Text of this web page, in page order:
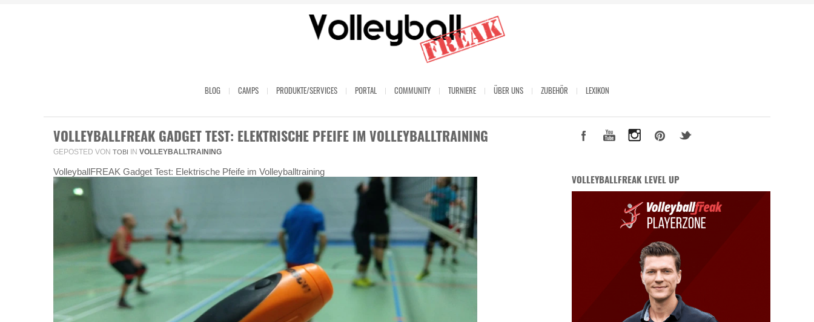
BLOG CAMPS PRODUKTE/SERVICES PORTAL COMMUNITY TURNIERE ÜBER UNS ZUBEHÖR LEXIKON
VOLLEYBALLFREAK GADGET TEST: ELEKTRISCHE PFEIFE IM VOLLEYBALLTRAINING
GEPOSTED VON TOBI IN VOLLEYBALLTRAINING
VolleyballFREAK Gadget Test: Elektrische Pfeife im Volleyballtraining
VOLLEYBALLFREAK LEVEL UP